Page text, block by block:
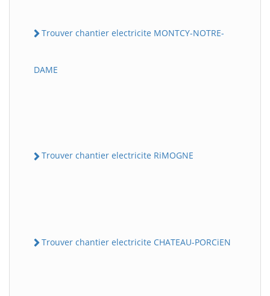
Trouver chantier electricite MONTCY-NOTRE-
DAME
Trouver chantier electricite RiMOGNE
Trouver chantier electricite CHATEAU-PORCiEN